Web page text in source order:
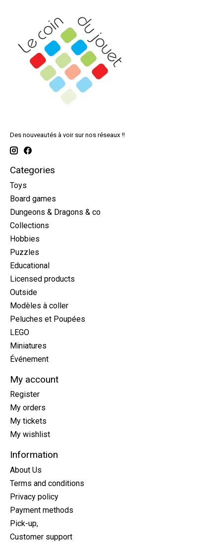
Des nouveautés à voir sur nos réseaux !!
Categories
Toys
Board games
Dungeons & Dragons & co
Collections
Hobbies
Puzzles
Educational
Licensed products
Outside
Modèles à coller
Peluches et Poupées
LEGO
Miniatures
Événement
My account
Register
My orders
My tickets
My wishlist
Information
About Us
Terms and conditions
Privacy policy
Payment methods
Pick-up,
Customer support